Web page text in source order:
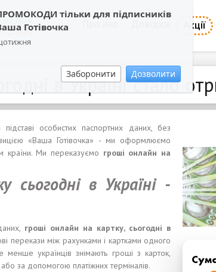
тільки для підписників
Готівочка
Заборонити Дозволити
404
дзвінок
Акції
в Україні стало
підставі особистих паспортних даних, без
«Ваша Готівочка» - ми оформлюємо
країни. Ми переказуємо гроші онлайн на
у сьогоднів Україні -
гроші онлайн на картку,сьогодні в
перекази між рахунками і картками одного
українців знімають гроші з карток,
за допомогою платіжних терміналів.